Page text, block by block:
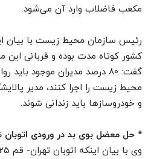
مکعب فاضلاب وارد آن می‌شود.
رئیس سازمان محیط زیست با بیان
کشور کوتاه مدت بوده و قربانی
گفت: 80 درصد مدیران موجود
محیط زیست را اجرا کنند، مدیر
و خودروسازها باید زندانی شوند.
* حل معضل بوی بد در ورودی اتوبان